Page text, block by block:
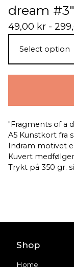
dream #3"
49,00 kr -
"Fragments of a
A5 Kunstkort fra
Indram motivet
Kuvert
Trykt på 350 gr.
Shop
Home